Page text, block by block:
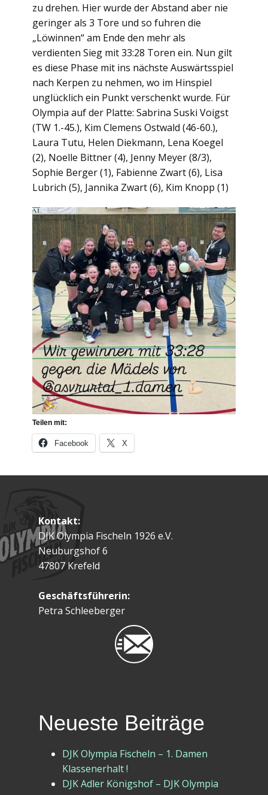
zu drehen. Hier wurde der Abstand aber nie
geringer als 3 Tore und so fuhren die
„Löwinnen“ am Ende den mehr als
verdienten Sieg mit 33:28 Toren ein. Nun gilt
es diese Phase mit ins nächste Auswärtsspiel
nach Kerpen zu nehmen, wo im Hinspiel
unglücklich ein Punkt verschenkt wurde. Für
Olympia auf der Platte: Sabrina Suski Voigst
(TW 1.-45.), Kim Clemens Ostwald (46-60.),
Laura Tutu, Helen Diekmann, Lena Koegel
(2), Noelle Bittner (4), Jenny Meyer (8/3),
Sophie Berger (1), Fabienne Zwart (6), Lisa
Lubrich (5), Jannika Zwart (6), Kim Knopp (1)
Teilen mit:
Facebook X
Kontakt:
DJK Olympia Fischeln 1926 e.V.
Neuburgshof 6
47807 Krefeld
Geschäftsführerin:
Petra Schleeberger
Neueste Beiträge
DJK Olympia Fischeln – 1. Damen
Klassenerhalt !
DJK Adler Königshof – DJK Olympia